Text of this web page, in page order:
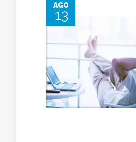
AGO
13